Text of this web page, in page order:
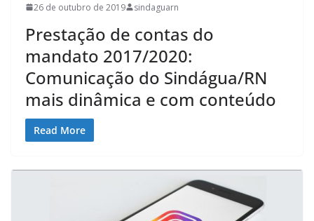
26 de outubro de 2019 sindaguarn
Prestação de contas do
mandato 2017/2020:
Comunicação do Sindágua/RN
mais dinâmica e com conteúdo
Read More